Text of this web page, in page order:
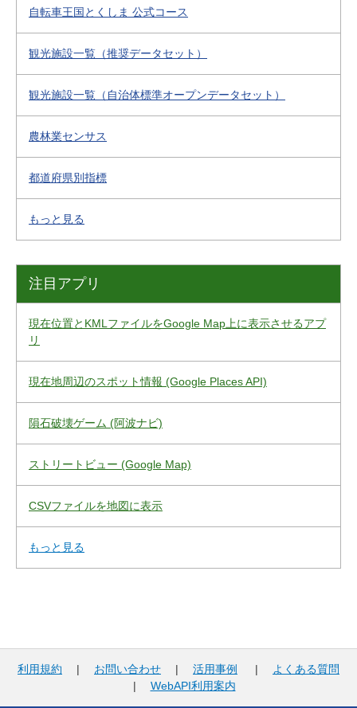
自転車王国とくしま 公式コース
観光施設一覧（推奨データセット）
観光施設一覧（自治体標準オープンデータセット）
農林業センサス
都道府県別指標
もっと見る
注目アプリ
現在位置とKMLファイルをGoogle Map上に表示させるアプ
リ
現在地周辺のスポット情報 (Google Places API)
隕石破壊ゲーム (阿波ナビ)
ストリートビュー (Google Map)
CSVファイルを地図に表示
もっと見る
利用規約 | お問い合わせ | 活用事例 |
よくある質問
| WebAPI利用案内